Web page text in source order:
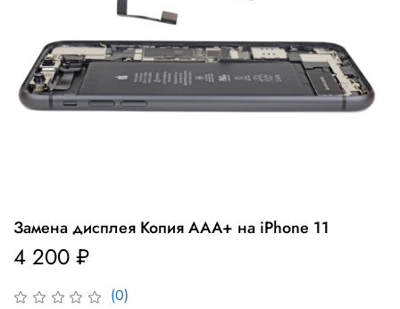
(0)
Замена дисплея Копия ААА+ на iPhone 11
4 200 ₽